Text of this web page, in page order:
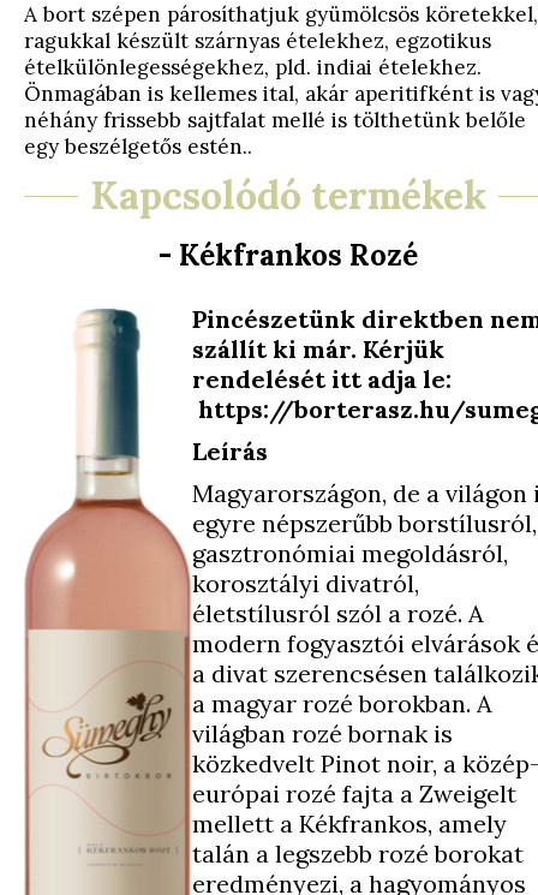
A bort szépen párosíthatjuk gyümölcsös köretekkel,
ragukkal készült szárnyas ételekhez, egzotikus
ételkülönlegességekhez, pld. indiai ételekhez.
Önmagában is kellemes ital, akár aperitifként is
néhány frissebb sajtfalat mellé is tölthetünk belőle
egy beszélgetős estén..
Kapcsolódó termékek
- Kékfrankos Rozé
Pincészetünk direktben
szállít ki már. Kérjük
rendelését itt adja le:
https://borterasz.hu/
Leírás
Magyarországon, de a világon
egyre népszerűbb borstílusról,
gasztronómiai megoldásról,
korosztályi divatról,
életstílusról szól a rozé. A
modern fogyasztói elvárások
a divat szerencsésen
a magyar rozé borokban. A
világban rozé bornak is
közkedvelt Pinot noir, a
európai rozé fajta a Zweigelt
mellett a Kékfrankos, amely
talán a legszebb rozé borokat
eredményezi, a hagyományos